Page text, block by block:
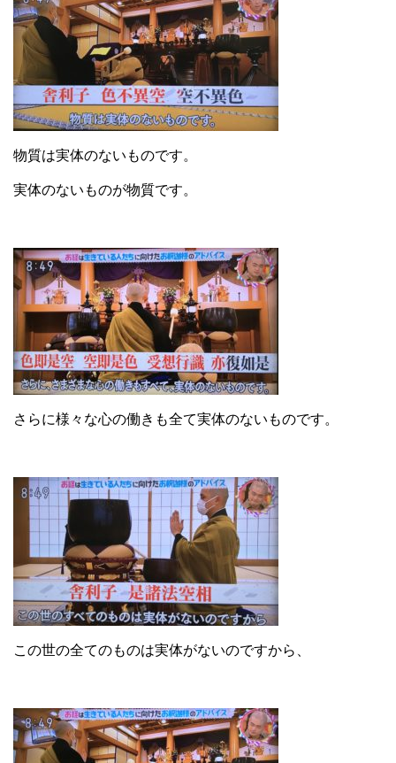
物質は実体のないものです。
実体のないものが物質です。
さらに様々な心の働きも全て実体のないものです。
この世の全てのものは実体がないのですから、